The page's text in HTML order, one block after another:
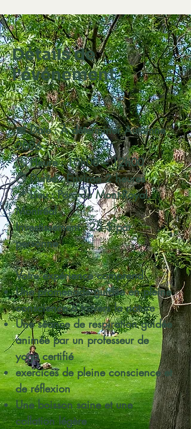
Détails de
l'événement
📅 Date : À déterminer Automne
2026
🕙 Heure : 10h00 – 12h00
⏱ Durée : Environ 2 heures
📍 Lieu : Parc du Mont-Royal,
Montréal
Investissement : 25 $ par
personne
Votre expérience comprend
Une promenade guidée en pleine
conscience à travers la nature
Une séance de respiration guidée
animée par un professeur de
yoga certifié
exercices de pleine conscience et
de réflexion
Une boisson saine et une
collation légère